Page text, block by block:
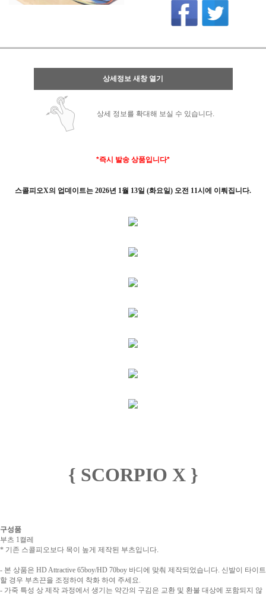
상세정보 새창 열기
상세 정보를 확대해 보실 수 있습니다.
*즉시 발송 상품입니다*
스콜피오X의 업데이트는 2026년 1월 13일 (화요일) 오전 11시에 이뤄집니다.
{ SCORPIO X }
구성품
부츠 1켤레
* 기존 스콜피오보다 목이 높게 제작된 부츠입니다.
- 본 상품은 HD Attractive 65boy/HD 70boy 바디에 맞춰 제작되었습니다. 신발이 타이트
할 경우 부츠끈을 조정하여 착화 하여 주세요.
- 가죽 특성 상 제작 과정에서 생기는 약간의 구김은 교환 및 환불 대상에 포함되지 않